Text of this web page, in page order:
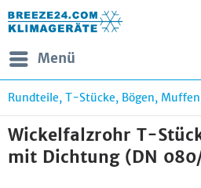
Menü
Rundteile, T-Stücke, Bögen,
Wickelfalzrohr T-
mit Dichtung (DN